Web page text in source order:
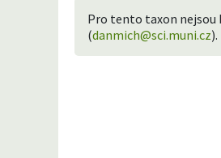
Pro tento taxon nejsou
(danmich@sci.muni.cz).